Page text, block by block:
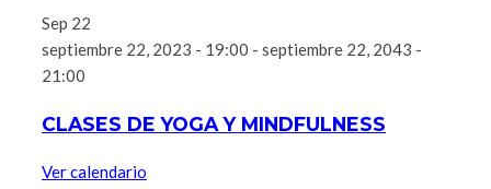
Sep 22
septiembre 22, 2023 - 19:00 - septiembre 22, 2043 -
21:00
CLASES DE YOGA Y MINDFULNESS
Ver calendario